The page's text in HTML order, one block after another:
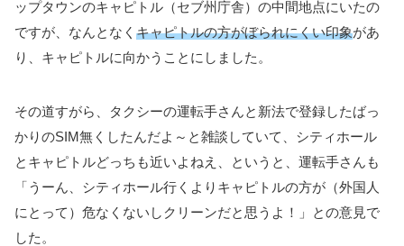
ップタウンのキャピトル（セブ州庁舎）の中間地点にいたの
ですが、なんとなく キャピトルの方がぼられにくい印象があ
り、キャピトルに向かうことにしました。
その道すがら、タクシーの運転手さんと新法で登録したばっ
かりのSIM無くしたんだよ～と雑談していて、シティホール
とキャピトルどっちも近いよねえ、というと、運転手さんも
「うーん、シティホール行くよりキャピトルの方が（外国人
にとって）危なくないしクリーンだと思うよ！」との意見で
した。